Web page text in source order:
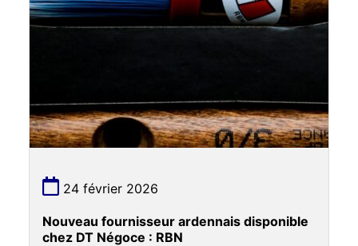
24 février 2026
Nouveau fournisseur ardennais disponible
chez DT Négoce : RBN